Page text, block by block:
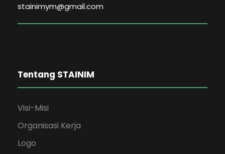
stainimym@gmail.com
Tentang STAINIM
Visi-Misi
Organisasi Kerja
Logo